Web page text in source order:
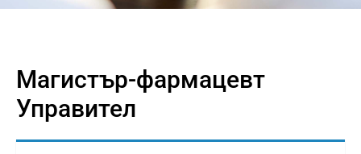
Магистър-фармацевт
Управител